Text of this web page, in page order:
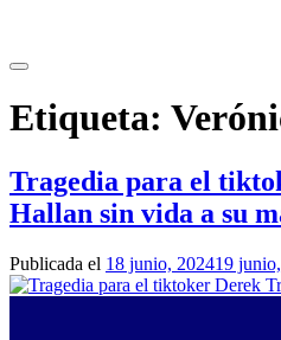
Etiqueta:
Tragedia para el
Hallan sin vida a su
Publicada el 18 junio, 202419